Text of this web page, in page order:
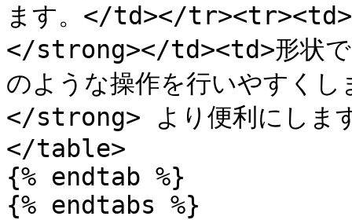
ます。</td></
</strong></td><td>形状で
のような操作を行いやすく
</strong> より便利にし
</table>
{% endtab %}
{% endtabs %}